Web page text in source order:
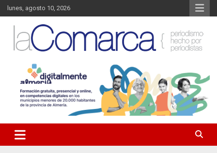
Saltar
al
contenido
lunes, agosto 10, 2026
La Comarca – Noticias del
Almanzora
Almanzora y sus localidades.